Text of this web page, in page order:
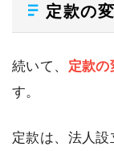
定款の
続いて、 定款
す。
定款は、法人